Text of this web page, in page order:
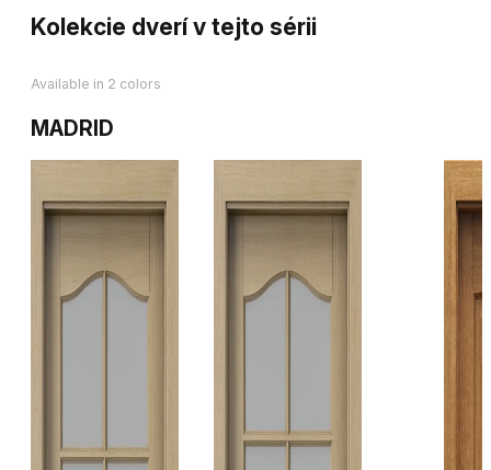
Kolekcie dverí v tejto sérii
Available in 2 colors
MADRID